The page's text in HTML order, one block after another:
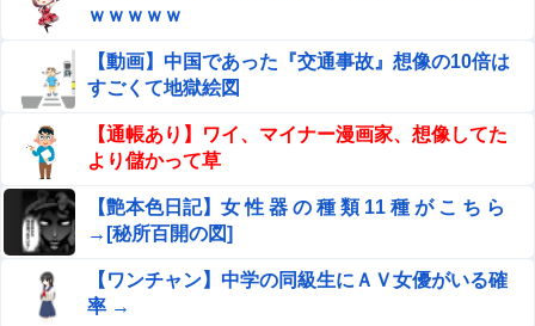
『ほの暮しの庭』Switch2版 21,965本、Switch版 12,458
河出奈都美アナ ニットの●●、谷間チラ！！
【画像】 女の子「お●ぱいデカいせいで太って見えるのま
じだるい????」
【画像あり】 人妻「この順番通りにク○ニすれば女は爆発
します」
妊婦・田中みな実さん、背中と横乳を大胆露出して公の場
ｗｗｗｗｗ
【動画】中国であった『交通事故』想像の10倍は
すごくて地獄絵図
【通帳あり】ワイ、マイナー漫画家、想像してた
より儲かって草
【艶本色日記】女 性 器 の 種 類 11 種 が こ ち ら
→[秘所百開の図]
【ワンチャン】中学の同級生にＡＶ女優がいる確
率 →